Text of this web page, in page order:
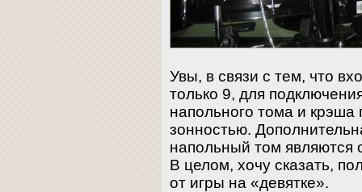
Увы, в связи с тем, что
только 9, для
напольного тома и
зонностью.
напольный том являются
В целом, хочу сказать,
от игры на «девятке».